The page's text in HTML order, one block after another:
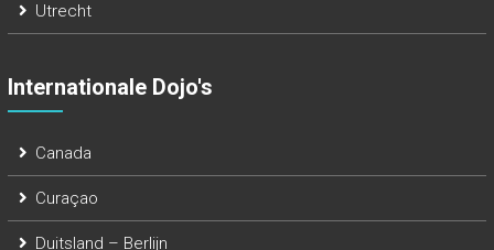
Utrecht
Internationale Dojo's
Canada
Curaçao
Duitsland – Berlijn